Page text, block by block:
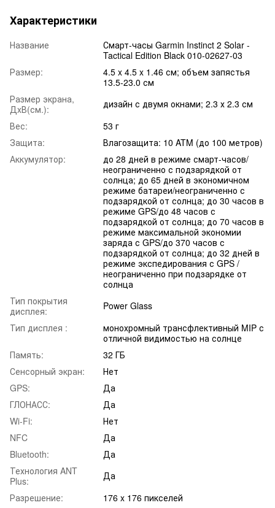
Характеристики
Название
Смарт-часы Garmin Instinct 2 Solar -
Tactical Edition Black 010-02627-03
Размер:
4.5 x 4.5 x 1.46 см; объем запястья
13.5-23.0 см
Размер экрана,
ДxВ(см.):
дизайн с двумя окнами; 2.3 х 2.3 см
Вес:
53 г
Защита:
Влагозащита: 10 ATM (до 100 метров)
Аккумулятор:
до 28 дней в режиме смарт-часов/
неограниченно с подзарядкой от
солнца; до 65 дней в экономичном
режиме батареи/неограниченно с
подзарядкой от солнца; до 30 часов в
режиме GPS/до 48 часов с
подзарядкой от солнца; до 70 часов в
режиме максимальной экономии
заряда с GPS/до 370 часов с
подзарядкой от солнца; до 32 дней в
режиме экспедирования с GPS /
неограниченно при подзарядке от
солнца
Тип покрытия
дисплея:
Power Glass
Тип дисплея :
монохромный трансфлективный MIP с
отличной видимостью на солнце
Память:
32 ГБ
Сенсорный экран:
Нет
GPS:
Да
ГЛОНАСС:
Да
Wi-Fi:
Нет
NFC
Да
Bluetooth:
Да
Технология ANT
Plus:
Да
Разрешение:
176 x 176 пикселей